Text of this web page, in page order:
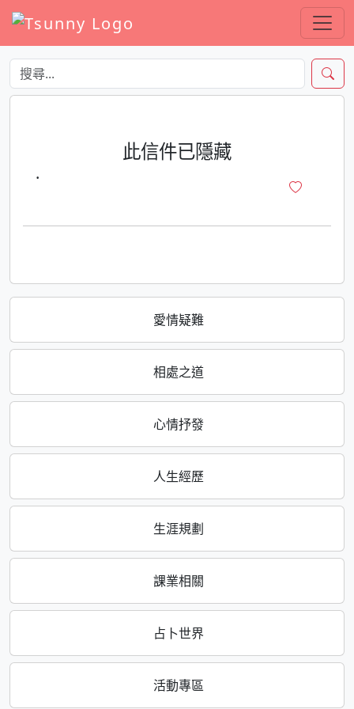
愛情疑難
相處之道
心情抒發
人生經歷
生涯規劃
課業相關
占卜世界
活動專區
此信件已隱藏
·